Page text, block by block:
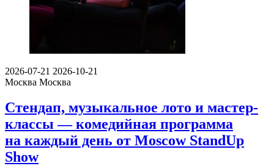
2026-07-21 2026-10-21
Москва Москва
Стендап, музыкальное лото и мастер-
классы — комедийная программа
на каждый день от Moscow StandUp
Show